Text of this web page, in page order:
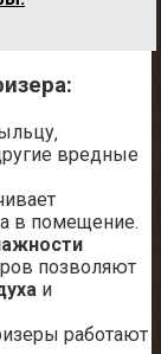
вредные
в помещение.
позволяют
и
работают